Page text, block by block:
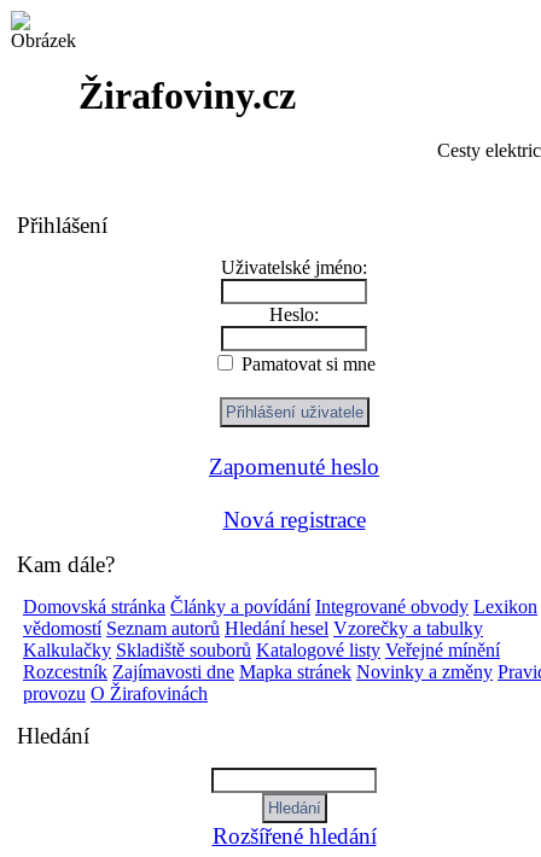
Žirafoviny.cz
Cesty
Přihlášení
Uživatelské jméno:
Heslo:
Pamatovat si mne
Zapomenuté heslo
Nová registrace
Kam dále?
Domovská stránka Články a povídání Integrované obvody Lexikon
vědomostí Seznam autorů Hledání hesel Vzorečky a tabulky
Kalkulačky Skladiště souborů Katalogové listy Veřejné mínění
Rozcestník Zajímavosti dne Mapka stránek Novinky a změny
provozu O Žirafovinách
Hledání
Rozšířené hledání